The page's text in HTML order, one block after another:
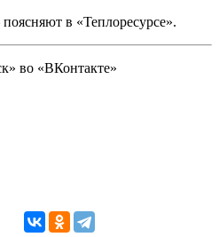
в «Теплоресурсе».
во «ВКонтакте»